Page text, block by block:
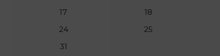
17
18
24
25
31